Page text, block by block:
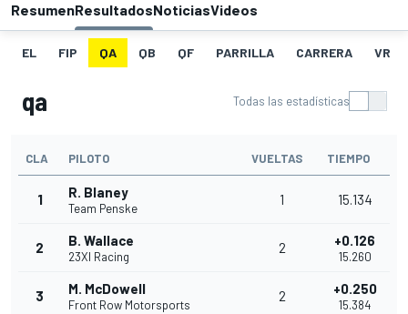
ResumenResultadosNoticiasVideos
EL FIP QA QB QF PARRILLA CARRERA VR
qa Todas las estadísticas
CLA PILOTO VUELTAS TIEMPO
1 R. Blaney
Team Penske
1 15.134
2 B. Wallace
23XI Racing
2 +0.126
15.260
3 M. McDowell
Front Row Motorsports
2 +0.250
15.384